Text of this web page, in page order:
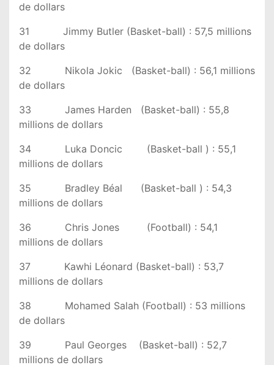
de dollars
31 Jimmy Butler (Basket-ball) : 57,5 millions
de dollars
32 Nikola Jokic (Basket-ball) : 56,1 millions
de dollars
33 James Harden (Basket-ball) : 55,8
millions de dollars
34 Luka Doncic (Basket-ball ) : 55,1
millions de dollars
35 Bradley Béal (Basket-ball ) : 54,3
millions de dollars
36 Chris Jones (Football) : 54,1
millions de dollars
37 Kawhi Léonard (Basket-ball) : 53,7
millions de dollars
38 Mohamed Salah (Football) : 53 millions
de dollars
39 Paul Georges (Basket-ball) : 52,7
millions de dollars